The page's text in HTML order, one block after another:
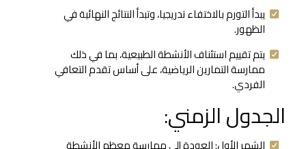
يبدأ التورم بالاختفاء تدريجيا، وتبدأ النتائج النهائية في
الظهور.
يتم تقييم استئناف الأنشطة الطبيعية، بما في ذلك
ممارسة التمارين الرياضية، على أساس تقدم التعافي
الفردي.
الجدول الزمني: